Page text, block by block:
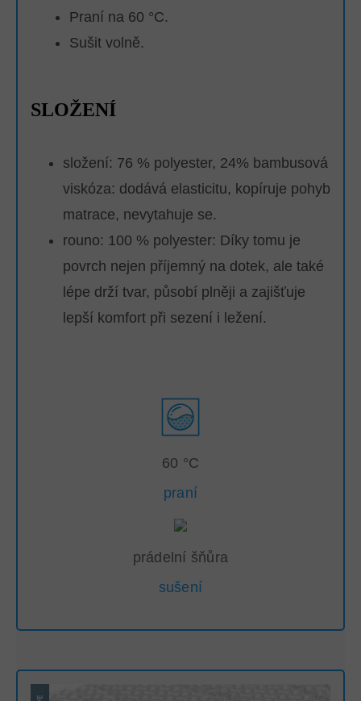
Praní na 60 °C.
Sušit volně.
SLOŽENÍ
složení: 76 % polyester, 24% bambusová
viskóza: dodává elasticitu, kopíruje pohyb
matrace, nevytahuje se.
rouno: 100 % polyester: Díky tomu je
povrch nejen příjemný na dotek, ale také
lépe drží tvar, působí plněji a zajišťuje
lepší komfort při sezení i ležení.
60 °C
praní
prádelní šňůra
sušení